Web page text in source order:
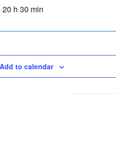
20 h 30 min
Add to calendar